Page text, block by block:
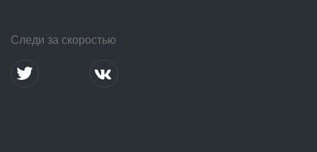
Следи за скоростью